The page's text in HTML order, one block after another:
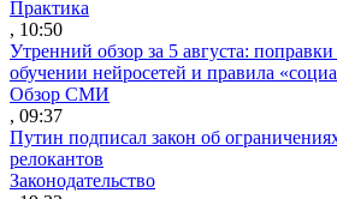
Практика
, 10:50
Утренний обзор за 5 августа:
обучении нейросетей и правила
Обзор СМИ
, 09:37
Путин подписал закон об
релокантов
Законодательство